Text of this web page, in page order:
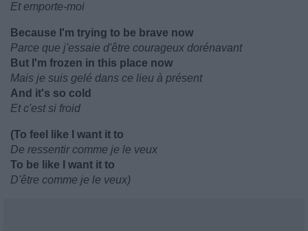
Et emporte-moi
Because I'm trying to be brave now
Parce que j'essaie d'être courageux dorénavant
But I'm frozen in this place now
Mais je suis gelé dans ce lieu à présent
And it's so cold
Et c'est si froid
(To feel like I want it to
De ressentir comme je le veux
To be like I want it to
D'être comme je le veux)